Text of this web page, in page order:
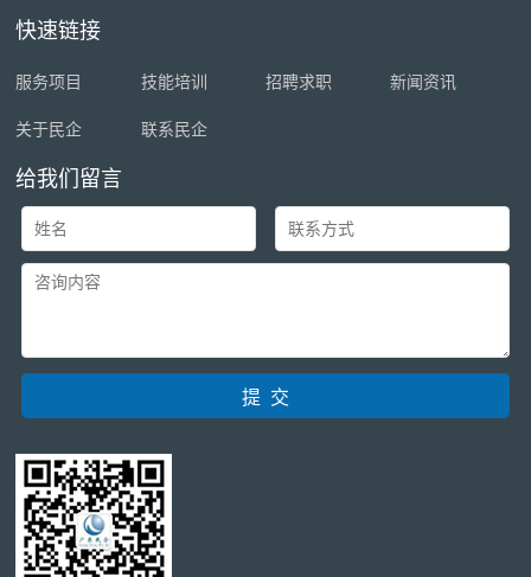
快速链接
服务项目 技能培训 招聘求职 新闻资讯
关于民企 联系民企
给我们留言